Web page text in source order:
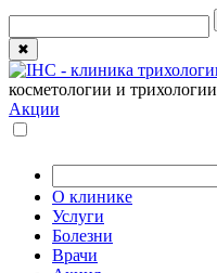
✖
косметологии и трихологии
Акции
О клинике
Услуги
Болезни
Врачи